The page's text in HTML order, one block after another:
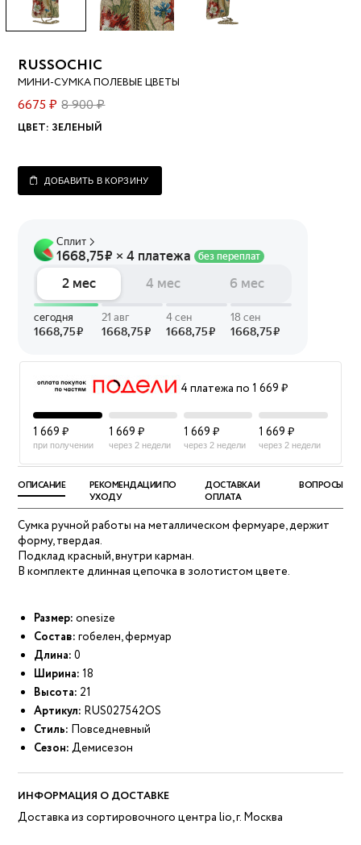
RUSSOCHIC
МИНИ-СУМКА ПОЛЕВЫЕ ЦВЕТЫ
6675 ₽ 8 900 ₽
ЦВЕТ: ЗЕЛЕНЫЙ
ДОБАВИТЬ В КОРЗИНУ
4 платежа по 1 669 ₽
1 669 ₽
при получении
1 669 ₽
через 2 недели
1 669 ₽
через 2 недели
1 669 ₽
через 2 недели
ОПИСАНИЕ
РЕКОМЕНДАЦИИ ПО
УХОДУ
ДОСТАВКА И
ОПЛАТА
ВОПРОСЫ
Сумка ручной работы на металлическом фермуаре, держит
форму, твердая.
Подклад красный, внутри карман.
В комплекте длинная цепочка в золотистом цвете.
Размер: onesize
Состав: гобелен, фермуар
Длина: 0
Ширина: 18
Высота: 21
Артикул: RUS027542OS
Стиль: Повседневный
Сезон: Демисезон
ИНФОРМАЦИЯ О ДОСТАВКЕ
Доставка из сортировочного центра lio, г. Москва